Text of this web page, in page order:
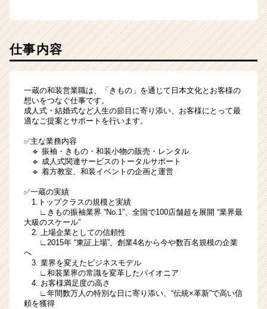
ア
仕事内容
一蔵の和装営業職は、「きもの」を通じて日本文化とお客様の
想いをつなぐ仕事です。
成人式・結婚式など人生の節目に寄り添い、お客様にとって最
適なご提案とサポートを行います。
✅主な業務内容
🔹 振袖・きもの・和装小物の販売・レンタル
🔹 成人式関連サービスのトータルサポート
🔹 着方教室、和装イベントの企画と運営
✅一蔵の実績
1.トップクラスの規模と実績
∟きもの振袖業界 “No.1”、全国で100店舗超を展開 “業界最
大級のスケール”
2. 上場企業としての信頼性
∟2015年 “東証上場”、創業4名から今や数百名規模の企業
へ
3. 業界を変えたビジネスモデル
∟和装業界の常識を変革したパイオニア
4. お客様満足度の高さ
∟年間数万人の特別な日に寄り添い、“伝統×革新”で高い信
頼を獲得